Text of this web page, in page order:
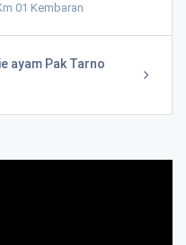
01 Kembaran
ayam Pak Tarno